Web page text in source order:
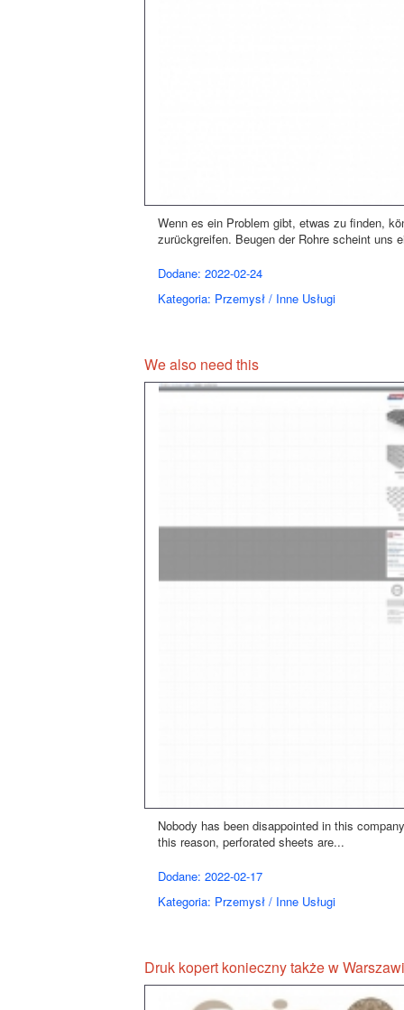
Wenn es ein Problem gibt, etwas zu finden,
zurückgreifen. Beugen der Rohre scheint uns
Dodane: 2022-02-24
Kategoria: Przemysł / Inne Usługi
We also need this
Nobody has been disappointed in this
this reason, perforated sheets are...
Dodane: 2022-02-17
Kategoria: Przemysł / Inne Usługi
Druk kopert konieczny także w